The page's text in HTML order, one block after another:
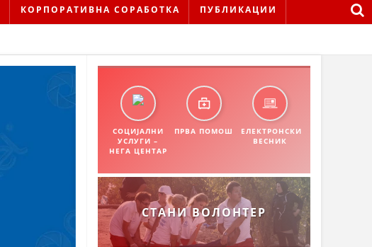
КОРПОРАТИВНА СОРАБОТКА ПУБЛИКАЦИИ
СОЦИЈАЛНИ
УСЛУГИ –
НЕГА ЦЕНТАР
ПРВА ПОМОШ
ЕЛЕКТРОНСКИ
ВЕСНИК
СТАНИ ВОЛОНТЕР